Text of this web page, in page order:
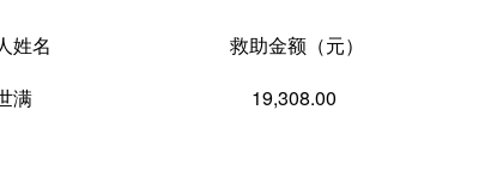
姓名 救助金额（元）
满
19,308.00